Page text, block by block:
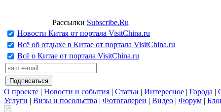
Рассылки Subscribe.Ru
Новости Китая от портала VisitChina.ru
Всё об отдыхе в Китае от портала VisitChina.ru
Всё о Китае от портала VisitChina.ru
О проекте | Новости и события | Статьи | Интересное | Города |
Услуги | Визы и посольства | Фотогалереи | Видео | Форум |